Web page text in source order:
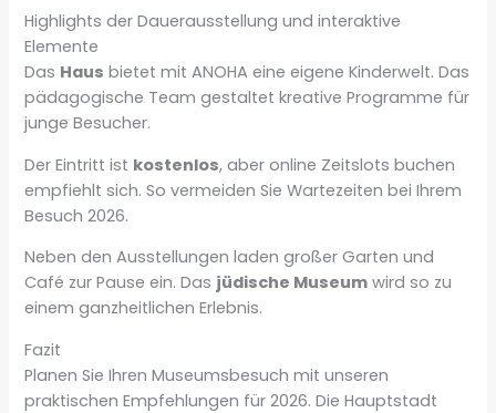
Highlights der Dauerausstellung und interaktive
Elemente
Das Haus bietet mit ANOHA eine eigene Kinderwelt. Das
pädagogische Team gestaltet kreative Programme für
junge Besucher.
Der Eintritt ist kostenlos, aber online Zeitslots buchen
empfiehlt sich. So vermeiden Sie Wartezeiten bei Ihrem
Besuch 2026.
Neben den Ausstellungen laden großer Garten und
Café zur Pause ein. Das jüdische Museum wird so zu
einem ganzheitlichen Erlebnis.
Fazit
Planen Sie Ihren Museumsbesuch mit unseren
praktischen Empfehlungen für 2026. Die Hauptstadt